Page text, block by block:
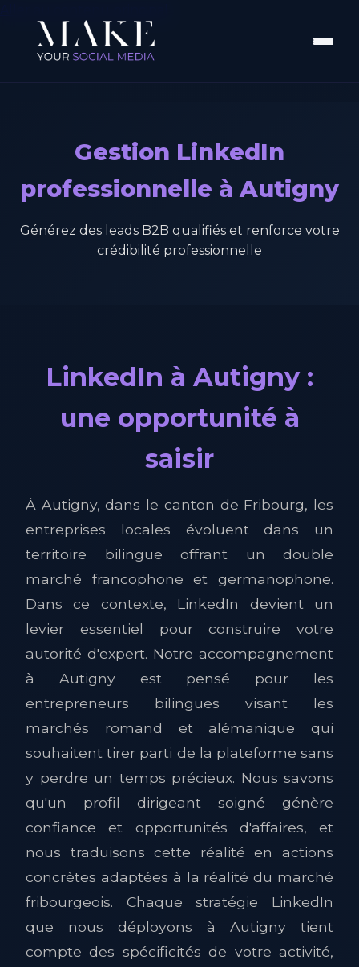
Gestion LinkedIn
professionnelle à Autigny
Générez des leads B2B qualifiés et renforce votre
crédibilité professionnelle
LinkedIn à Autigny :
une opportunité à
saisir
À Autigny, dans le canton de Fribourg, les
entreprises locales évoluent dans un
territoire bilingue offrant un double
marché francophone et germanophone.
Dans ce contexte, LinkedIn devient un
levier essentiel pour construire votre
autorité d'expert. Notre accompagnement
à Autigny est pensé pour les
entrepreneurs bilingues visant les
marchés romand et alémanique qui
souhaitent tirer parti de la plateforme sans
y perdre un temps précieux. Nous savons
qu'un profil dirigeant soigné génère
confiance et opportunités d'affaires, et
nous traduisons cette réalité en actions
concrètes adaptées à la réalité du marché
fribourgeois. Chaque stratégie LinkedIn
que nous déployons à Autigny tient
compte des spécificités de votre activité,